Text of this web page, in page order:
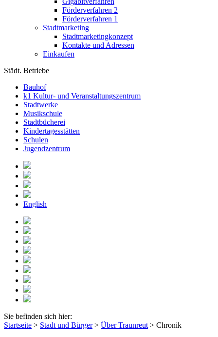
Förderverfahren 2
Förderverfahren 1
Stadtmarketing
Stadtmarketingkonzept
Kontakte und Adressen
Einkaufen
Städt. Betriebe
Bauhof
k1 Kultur- und Veranstaltungszentrum
Stadtwerke
Musikschule
Stadtbücherei
Kindertagesstätten
Schulen
Jugendzentrum
English
Sie befinden sich hier:
Startseite > Stadt und Bürger> Über Traunreut > Chronik